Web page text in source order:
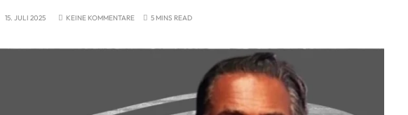
15. JULI 2025 KEINE KOMMENTARE 5 MINS READ